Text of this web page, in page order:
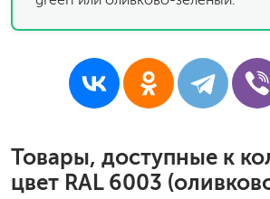
Товары, доступные к
цвет RAL 6003